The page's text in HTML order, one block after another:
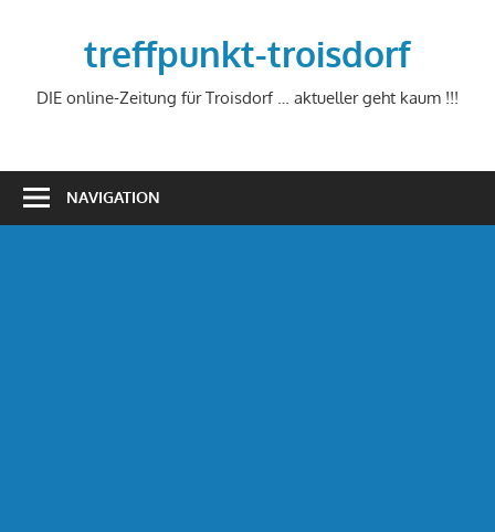
treffpunkt-troisdorf
DIE online-Zeitung für Troisdorf … aktueller geht kaum !!!
NAVIGATION